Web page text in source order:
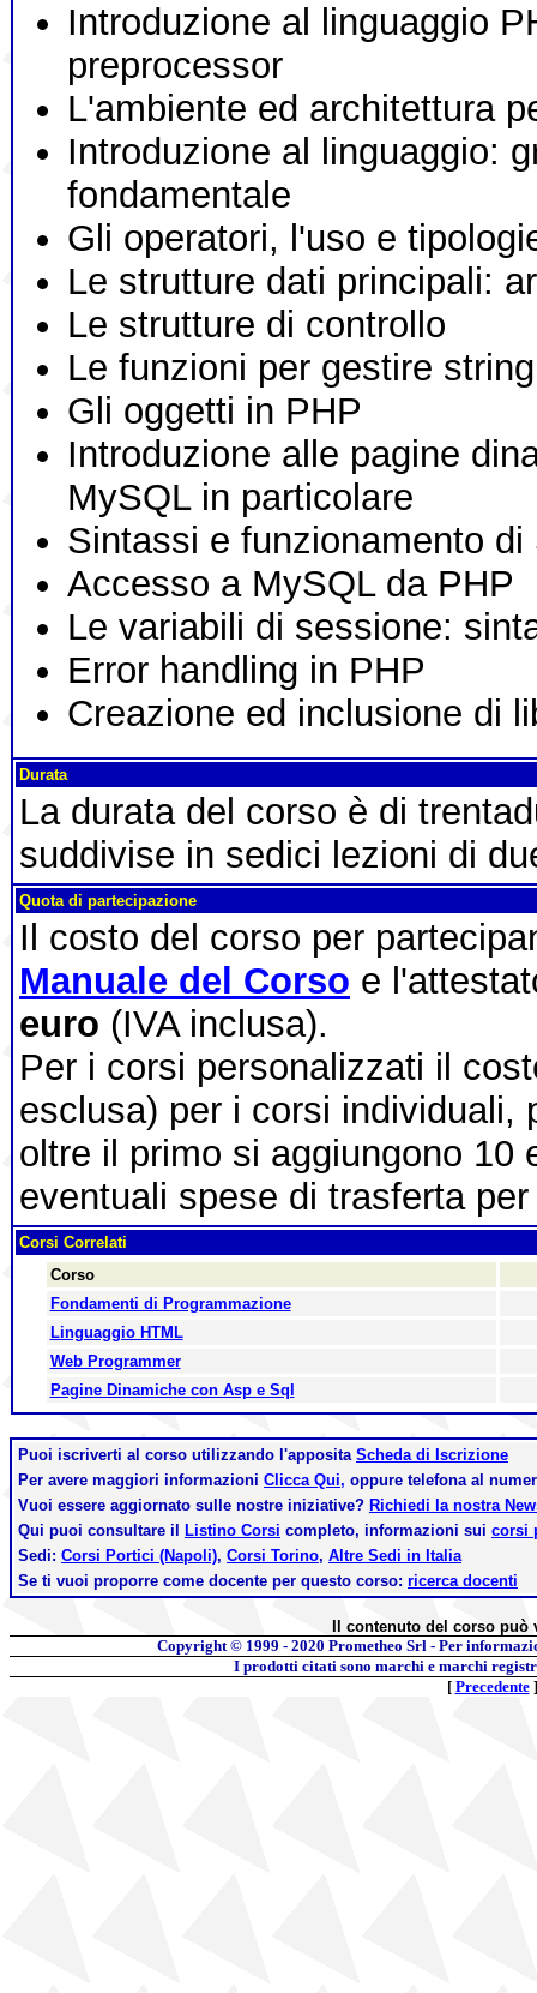
Introduzione al linguaggio
preprocessor
L'ambiente ed architettura
Introduzione al linguaggio:
fondamentale
Gli operatori, l'uso e
Le strutture dati principali:
Le strutture di controllo
Le funzioni per gestire
Gli oggetti in PHP
Introduzione alle pagine
MySQL in particolare
Sintassi e funzionamento di
Accesso a MySQL da PHP
Le variabili di sessione:
Error handling in PHP
Creazione ed inclusione di
Durata
La durata del corso è di
suddivise in sedici lezioni di
Quota di partecipazione
Il costo del corso per
Manuale del Corso e
euro (IVA inclusa).
Per i corsi personalizzati il
esclusa) per i corsi individuali,
oltre il primo si aggiungono 10
eventuali spese di trasferta
Corsi Correlati
Corso
Fondamenti di Programmazione
Linguaggio HTML
Web Programmer
Pagine Dinamiche con Asp e Sql
Puoi iscriverti al corso utilizzando l'apposita Scheda di Iscrizione
Per avere maggiori informazioni Clicca Qui, oppure telefona al
Vuoi essere aggiornato sulle nostre iniziative? Richiedi la nostra
Qui puoi consultare il
Listino Corsi completo, informazioni sui corsi
Sedi: Corsi Portici (Napoli), Corsi Torino, Altre Sedi in Italia
Se ti vuoi proporre come docente per questo corso: ricerca docenti
Il contenuto del corso
Copyright © 1999 - 2020 Prometheo Srl - Per
I prodotti citati sono marchi e marchi
[ Precedente]